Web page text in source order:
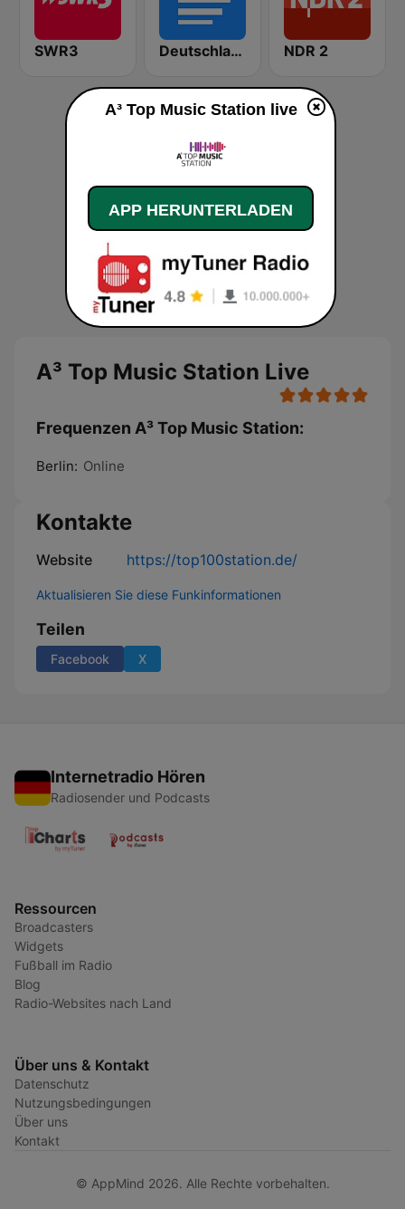
SWR3 Deutschlandfunk NDR 2
A³ Top Music Station Live
Frequenzen A³ Top Music Station:
Berlin: Online
Kontakte
Website https://top100station.de/
Aktualisieren Sie diese Funkinformationen
Teilen
Facebook X
Internetradio Hören
Radiosender und Podcasts
Ressourcen
Broadcasters
Widgets
Fußball im Radio
Blog
Radio-Websites nach Land
Über uns & Kontakt
Datenschutz
Nutzungsbedingungen
Über uns
Kontakt
© AppMind 2026. Alle Rechte vorbehalten.
A³ Top Music Station live
APP HERUNTERLADEN